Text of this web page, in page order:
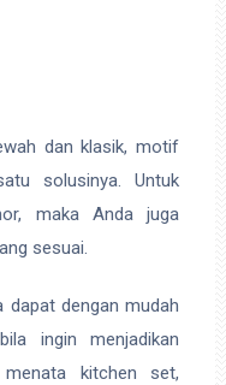
dan klasik, motif
solusinya. Untuk
maka Anda juga
sesuai.
dengan mudah
ingin menjadikan
kitchen set,